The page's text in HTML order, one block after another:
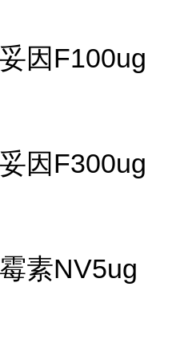
因F100ug
因F300ug
素NV5ug